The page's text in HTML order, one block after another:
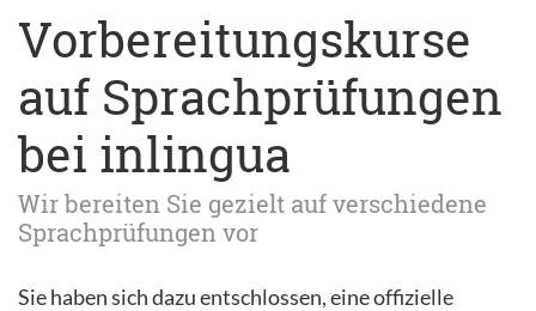
Vorbereitungskurse
auf Sprachprüfungen
bei inlingua
Wir bereiten Sie gezielt auf verschiedene
Sprachprüfungen vor
Sie haben sich dazu entschlossen, eine offizielle